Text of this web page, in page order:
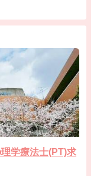
学療法士(PT)求